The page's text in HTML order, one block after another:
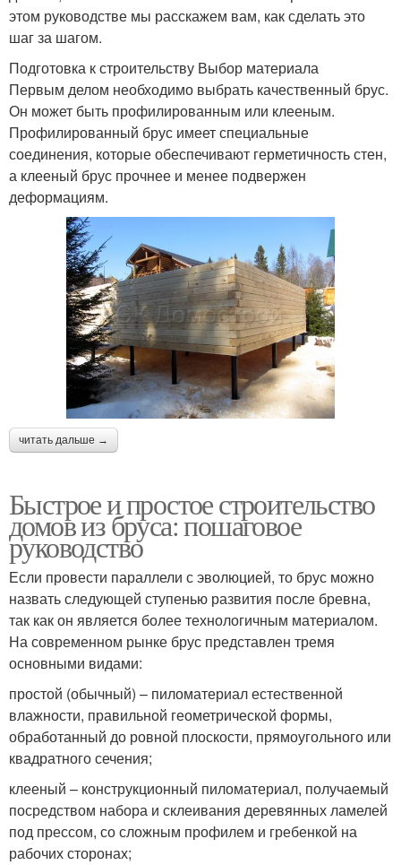
этом руководстве мы расскажем вам, как сделать это
шаг за шагом.
Подготовка к строительству Выбор материала
Первым делом необходимо выбрать качественный брус.
Он может быть профилированным или клееным.
Профилированный брус имеет специальные
соединения, которые обеспечивают герметичность стен,
а клееный брус прочнее и менее подвержен
деформациям.
читать дальше →
Быстрое и простое строительство
домов из бруса: пошаговое
руководство
Если провести параллели с эволюцией, то брус можно
назвать следующей ступенью развития после бревна,
так как он является более технологичным материалом.
На современном рынке брус представлен тремя
основными видами:
простой (обычный) – пиломатериал естественной
влажности, правильной геометрической формы,
обработанный до ровной плоскости, прямоугольного или
квадратного сечения;
клееный – конструкционный пиломатериал, получаемый
посредством набора и склеивания деревянных ламелей
под прессом, со сложным профилем и гребенкой на
рабочих сторонах;